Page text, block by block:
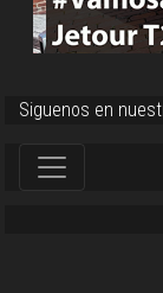
Siguenos en